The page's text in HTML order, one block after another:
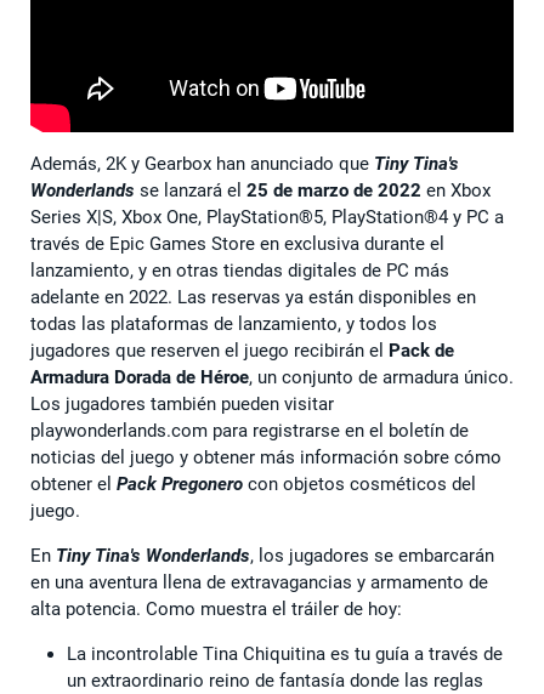
Además, 2K y Gearbox han anunciado que Tiny Tina's
Wonderlands se lanzará el 25 de marzo de 2022 en Xbox
Series X|S, Xbox One, PlayStation®5, PlayStation®4 y PC a
través de Epic Games Store en exclusiva durante el
lanzamiento, y en otras tiendas digitales de PC más
adelante en 2022. Las reservas ya están disponibles en
todas las plataformas de lanzamiento, y todos los
jugadores que reserven el juego recibirán el Pack de
Armadura Dorada de Héroe, un conjunto de armadura único.
Los jugadores también pueden visitar
playwonderlands.com para registrarse en el boletín de
noticias del juego y obtener más información sobre cómo
obtener el Pack Pregonero con objetos cosméticos del
juego.
En Tiny Tina's Wonderlands, los jugadores se embarcarán
en una aventura llena de extravagancias y armamento de
alta potencia. Como muestra el tráiler de hoy:
La incontrolable Tina Chiquitina es tu guía a través de
un extraordinario reino de fantasía donde las reglas